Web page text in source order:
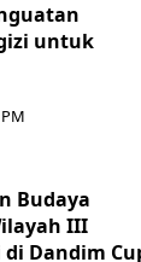
untuk
Budaya
III
di Dandim